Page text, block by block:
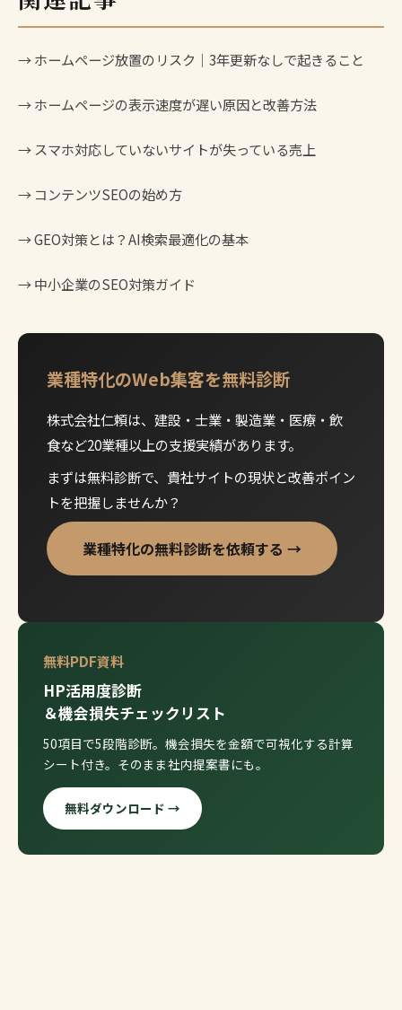
→ホームページ放置のリスク｜3年更新なしで起きること
→ホームページの表示速度が遅い原因と改善方法
→ スマホ対応していないサイトが失っている売上
→ コンテンツSEOの始め方
→GEO対策とは？AI検索最適化の基本
→中小企業のSEO対策ガイド
業種特化のWeb集客を無料診断
株式会社仁頼は、建設・士業・製造業・医療・飲
食など20業種以上の支援実績があります。
まずは無料診断で、貴社サイトの現状と改善ポイン
トを把握しませんか？
業種特化の無料診断を依頼する →
無料PDF資料
HP活用度診断
＆機会損失チェックリスト
50項目で5段階診断。機会損失を金額で可視化する計算
シート付き。そのまま社内提案書にも。
無料ダウンロード →